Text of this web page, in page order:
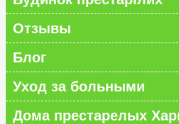
Отзывы
Блог
Уход за больными
Дома престарелых